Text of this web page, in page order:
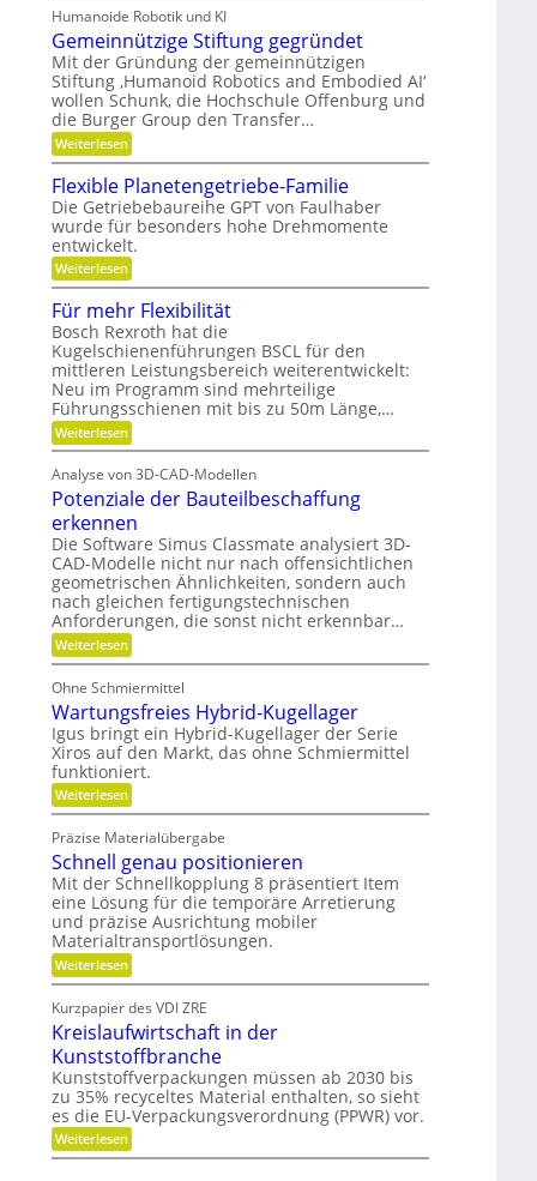
r
ä
z
i
s
i
o
n
i
i
t
ä
t
,
D
y
n
a
m
k
u
n
d
P
l
t
z
e
i
F
r
i
s
t
e
n
e
i
n
e
V
e
r
a
n
t
w
o
r
t
u
n
Humanoide Robotik und KI
Gemeinnützige Stiftung gegründet
Mit der Gründung der gemeinnützigen
Stiftung ‚Humanoid Robotics and Embodied AI‘
wollen Schunk, die Hochschule Offenburg und
die Burger Group den Transfer…
Weiterlesen:
G
e
m
e
i
n
n
ü
t
z
i
g
e
S
t
i
f
t
n
g
g
e
g
r
ü
n
d
e
t
Flexible Planetengetriebe-Familie
Die Getriebebaureihe GPT von Faulhaber
wurde für besonders hohe Drehmomente
entwickelt.
Weiterlesen:
F
e
x
i
b
l
e
P
l
a
n
e
t
e
n
g
e
t
r
i
e
b
e
-
a
m
i
l
i
e
Für mehr Flexibilität
Bosch Rexroth hat die
Kugelschienenführungen BSCL für den
mittleren Leistungsbereich weiterentwickelt:
Neu im Programm sind mehrteilige
Führungsschienen mit bis zu 50m Länge,…
Weiterlesen:
F
r
m
h
r
F
l
e
x
i
b
i
l
i
t
ä
t
Analyse von 3D-CAD-Modellen
Potenziale der Bauteilbeschaffung
erkennen
Die Software Simus Classmate analysiert 3D-
CAD-Modelle nicht nur nach offensichtlichen
geometrischen Ähnlichkeiten, sondern auch
nach gleichen fertigungstechnischen
Anforderungen, die sonst nicht erkennbar…
Weiterlesen:
P
t
e
n
z
i
a
l
e
e
r
B
a
u
t
e
i
l
e
s
h
a
f
u
n
g
Ohne Schmiermittel
Wartungsfreies Hybrid-Kugellager
Igus bringt ein Hybrid-Kugellager der Serie
Xiros auf den Markt, das ohne Schmiermittel
funktioniert.
Weiterlesen:
W
r
t
u
n
g
s
f
r
e
e
s
H
y
b
r
d
-
K
Präzise Materialübergabe
Schnell genau positionieren
Mit der Schnellkopplung 8 präsentiert Item
eine Lösung für die temporäre Arretierung
und präzise Ausrichtung mobiler
Materialtransportlösungen.
Weiterlesen:
S
h
n
l
l
g
e
n
a
u
Kurzpapier des VDI ZRE
Kreislaufwirtschaft in der
Kunststoffbranche
Kunststoffverpackungen müssen ab 2030 bis
zu 35% recyceltes Material enthalten, so sieht
es die EU-Verpackungsverordnung (PPWR) vor.
Weiterlesen:
K